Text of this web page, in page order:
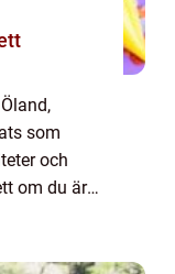
som
och
om du är